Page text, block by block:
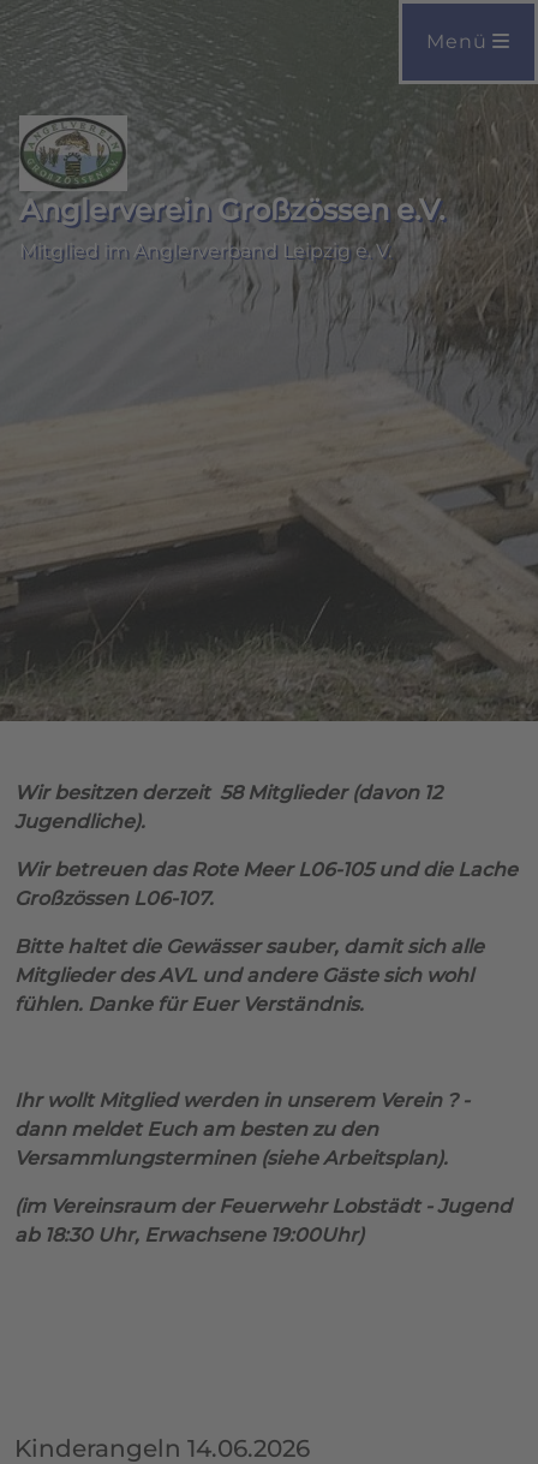
Menü
Anglerverein Großzössen e.V.
Mitglied im Anglerverband Leipzig e. V.
Wir besitzen derzeit 58 Mitglieder (davon 12
Jugendliche).
Wir betreuen das Rote Meer L06-105 und die Lache
Großzössen L06-107.
Bitte haltet die Gewässer sauber, damit sich alle
Mitglieder des AVL und andere Gäste sich wohl
fühlen. Danke für Euer Verständnis.
Ihr wollt Mitglied werden in unserem Verein ? -
dann meldet Euch am besten zu den
Versammlungsterminen (siehe Arbeitsplan).
(im Vereinsraum der Feuerwehr Lobstädt - Jugend
ab 18:30 Uhr, Erwachsene 19:00Uhr)
Kinderangeln 14.06.2026